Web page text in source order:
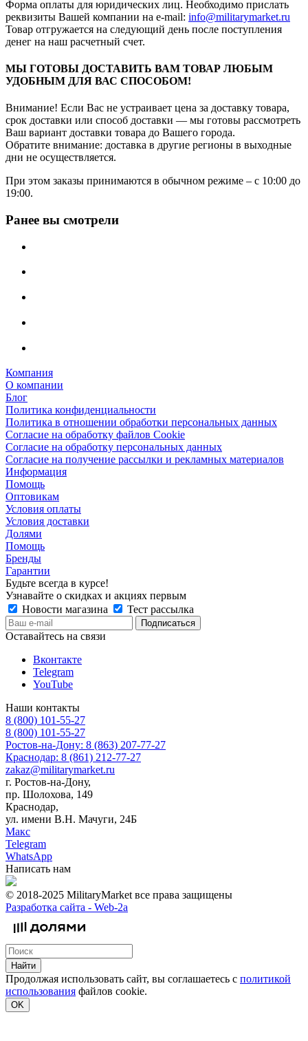
Форма оплаты для юридических лиц. Необходимо прислать
реквизиты Вашей компании на е-mail: info@militarymarket.ru
Товар отгружается на следующий день после поступления
денег на наш расчетный счет.
МЫ ГОТОВЫ ДОСТАВИТЬ ВАМ ТОВАР ЛЮБЫМ
УДОБНЫМ ДЛЯ ВАС СПОСОБОМ!
Внимание! Если Вас не устраивает цена за доставку товара,
срок доставки или способ доставки — мы готовы рассмотреть
Ваш вариант доставки товара до Вашего города.
Обратите внимание: доставка в другие регионы в выходные
дни не осуществляется.
При этом заказы принимаются в обычном режиме – с 10:00 до
19:00.
Ранее вы смотрели
Компания
О компании
Блог
Политика конфиденциальности
Политика в отношении обработки персональных данных
Согласие на обработку файлов Cookie
Согласие на обработку персональных данных
Согласие на получение рассылки и рекламных материалов
Информация
Помощь
Оптовикам
Условия оплаты
Условия доставки
Долями
Помощь
Бренды
Гарантии
Будьте всегда в курсе!
Узнавайте о скидках и акциях первым
Новости магазина
Тест рассылка
Оставайтесь на связи
Вконтакте
Telegram
YouTube
Наши контакты
8 (800) 101-55-27
8 (800) 101-55-27
Ростов-на-Дону: 8 (863) 207-77-27
Краснодар: 8 (861) 212-77-27
zakaz@militarymarket.ru
г. Ростов-на-Дону,
пр. Шолохова, 149
Краснодар,
ул. имени В.Н. Мачуги, 24Б
Макс
Telegram
WhatsApp
Написать нам
© 2018-2025 MilitaryMarket все права защищены
Разработка сайта - Web-2a
Найти
Продолжая использовать сайт, вы соглашаетесь с политикой
использования файлов cookie.
OK